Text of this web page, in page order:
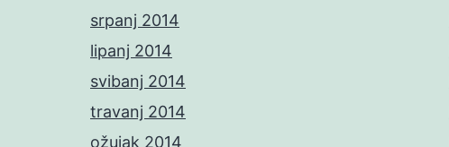
srpanj 2014
lipanj 2014
svibanj 2014
travanj 2014
ožujak 2014